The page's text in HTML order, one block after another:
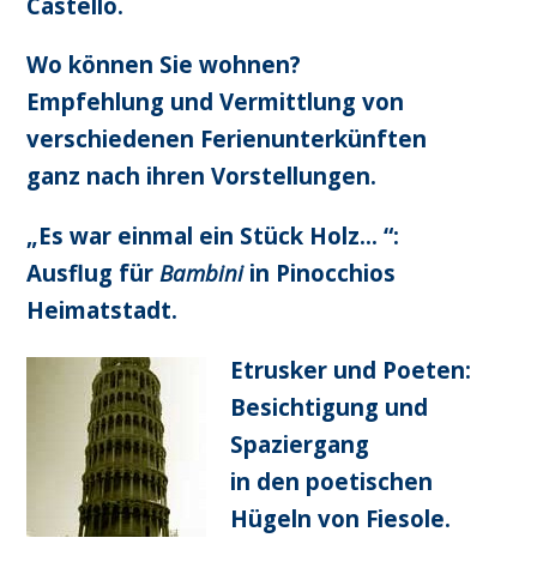
Wo können Sie wohnen?
Empfehlung und Vermittlung von
verschiedenen Ferienunterkünften
ganz nach ihren Vorstellungen.
„Es war einmal ein Stück Holz… “:
Ausflug für Bambiniin Pinocchios
Heimatstadt.
Etrusker und Poeten:
Besichtigung und
Spaziergang
in den poetischen
Hügeln von Fiesole.